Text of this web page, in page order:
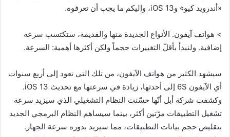
«أندرويد كيو» وiOS 13، وإليكم ما يجب أن تعرفوه.
> هواتف آيفون. الأنواع الجديدة منها والقديمة، ستكتسب سرعة
إضافية. ولنبدأ بأقلّ التغييرات حجماً ولكن أكثرها أهمية: السرعة.
سيشهد الكثير من هواتف الآيفون، من تلك التي تعود إلى أربع سنوات
أي الآيفون 6S إلى أحدثها، زيادة في سرعتها مع تحديث iOS 13.
وكشفت شركة أبل أنّها حسّنت النظام التشغيلي الذي سيزيد سرعة
تشغيل التطبيقات مرّتين أكثر، بينما سيساهم النظام البرمجي الجديد
بتقليص حجم بيانات التطبيقات، مما سيزيد بدوره سرعة الجهاز.